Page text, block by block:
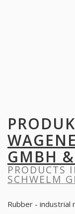
GMBH
PRODUCTS
SCHWELM
Rubber - industrial